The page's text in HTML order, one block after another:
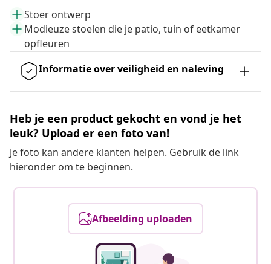
Stoer ontwerp
Modieuze stoelen die je patio, tuin of eetkamer
opfleuren
Informatie over veiligheid en naleving
Heb je een product gekocht en vond je het
leuk? Upload er een foto van!
Je foto kan andere klanten helpen. Gebruik de link
hieronder om te beginnen.
Afbeelding uploaden